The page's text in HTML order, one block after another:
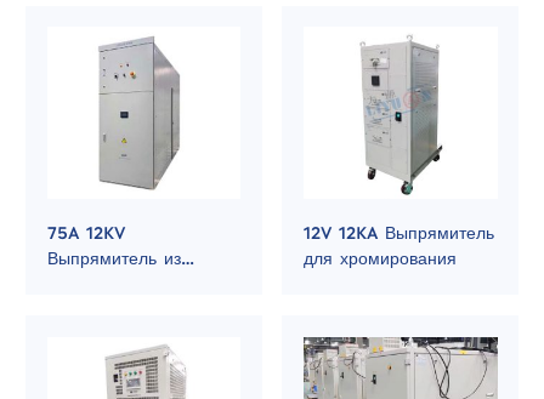
75A 12KV
Выпрямитель из
12V 12KA Выпрямитель
для хромирования